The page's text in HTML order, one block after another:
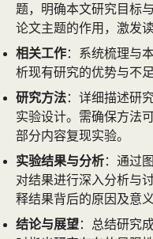
题，明确本文研究目标
论文主题的作用，激发
相关工作：系统梳理与
析现有研究的优势与不
研究方法：详细描述研
实验设计。需确保方法
部分内容复现实验。
实验结果与分析：通过
对结果进行深入分析与
释结果背后的原因及意义
结论与展望：总结研究